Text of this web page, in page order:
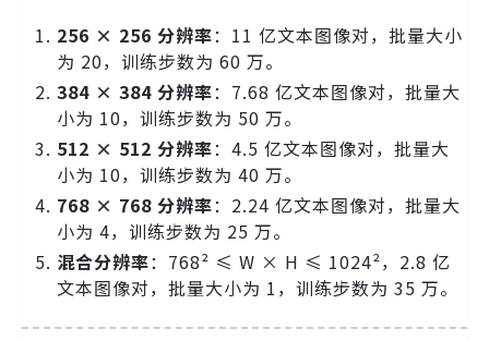
256 × 256 分辨率：11 亿文本图像对，批量大小
为 20，训练步数为 60 万。
384 × 384 分辨率：7.68 亿文本图像对，批量大
小为 10，训练步数为 50 万。
512 × 512 分辨率：4.5 亿文本图像对，批量大
小为 10，训练步数为 40 万。
768 × 768 分辨率：2.24 亿文本图像对，批量大
小为 4，训练步数为 25 万。
混合分辨率：768² ≤ W × H ≤ 1024²，2.8 亿
文本图像对，批量大小为 1，训练步数为 35 万。